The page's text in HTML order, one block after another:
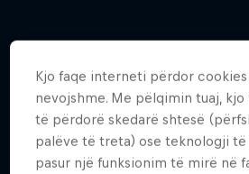
Kjo faqe interneti përdor
nevojshme. Me pëlqimin tuaj,
të përdorë skedarë shtesë
palëve të treta) ose teknologji
pasur një funksionim të mirë në